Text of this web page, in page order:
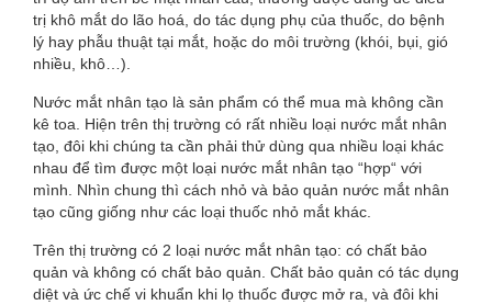
trị khô mắt do lão hoá, do tác dụng phụ của thuốc, do bệnh
lý hay phẫu thuật tại mắt, hoặc do môi trường (khói, bụi, gió
nhiều, khô…).
Nước mắt nhân tạo là sản phẩm có thể mua mà không cần
kê toa. Hiện trên thị trường có rất nhiều loại nước mắt nhân
tạo, đôi khi chúng ta cần phải thử dùng qua nhiều loại khác
nhau để tìm được một loại nước mắt nhân tạo “hợp“ với
mình. Nhìn chung thì cách nhỏ và bảo quản nước mắt nhân
tạo cũng giống như các loại thuốc nhỏ mắt khác.
Trên thị trường có 2 loại nước mắt nhân tạo: có chất bảo
quản và không có chất bảo quản. Chất bảo quản có tác dụng
diệt và ức chế vi khuẩn khi lọ thuốc được mở ra, và đôi khi